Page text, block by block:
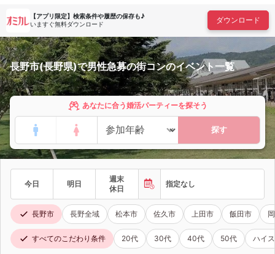
【アプリ限定】 検索条件や履歴の保存も♪
いますぐ無料ダウンロード
ダウンロード
長野市(長野県)で男性急募の街コンのイベント一覧
あなたに合う婚活パーティーを探そう
探す
今日 明日
週末
休日
指定なし
長野市 長野全域 松本市 佐久市 上田市 飯田市
すべてのこだわり条件 20代 30代 40代 50代 ハイ